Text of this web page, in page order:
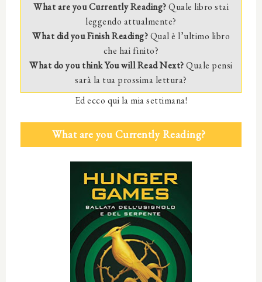
What are you Currently Reading?Quale libro stai
leggendo attualmente?
What did you Finish Reading?Qual è l’ultimo libro
che hai finito?
What do you think You will Read Next?Quale pensi
sarà la tua prossima lettura?
Ed ecco qui la mia settimana!
What are you Currently Reading?